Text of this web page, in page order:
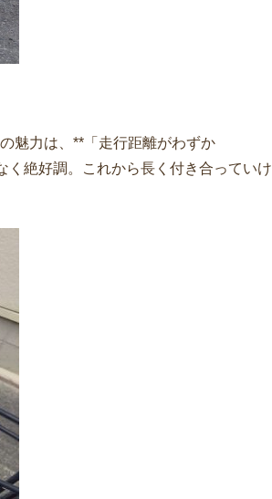
魅力は、**「走行距離がわずか
く絶好調。これから長く付き合っていけ